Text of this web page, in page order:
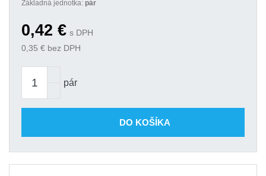
Základná jednotka: pár
0,42 € s DPH
0,35 € bez DPH
pár
DO KOŠÍKA